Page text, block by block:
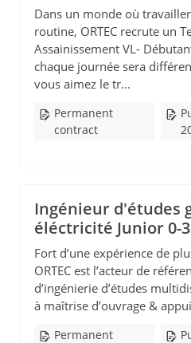
Dans un monde où
routine, ORTEC recrute un
Assainissement VL-
chaque journée sera
vous aimez le tr...
Permanent
contract
Ingénieur d'études
éléctricité Junior 0-
Fort d’une expérience de
ORTEC est l’acteur de
d’ingénierie d’études
à maîtrise d’ouvrage &
Permanent